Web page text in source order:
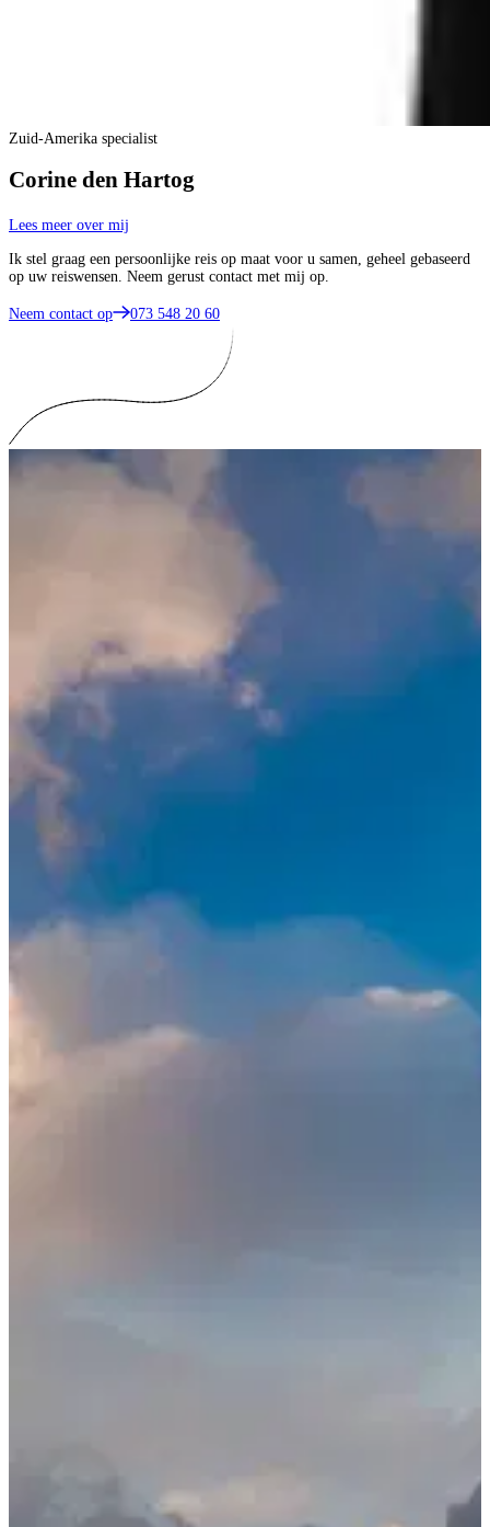
Zuid-Amerika specialist
Corine den Hartog
Lees meer over mij
Ik stel graag een persoonlijke reis op maat voor u samen, geheel gebaseerd
op uw reiswensen. Neem gerust contact met mij op.
Neem contact op 073 548 20 60